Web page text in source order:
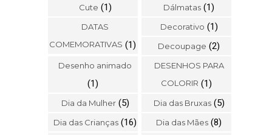
Cute (1) Dálmatas (1)
DATAS
COMEMORATIVAS (1)
Decorativo (1)
Decoupage (2)
Desenho animado
(1)
DESENHOS PARA
COLORIR (1)
Dia da Mulher (5) Dia das Bruxas (5)
Dia das Crianças (16) Dia das Mães (8)